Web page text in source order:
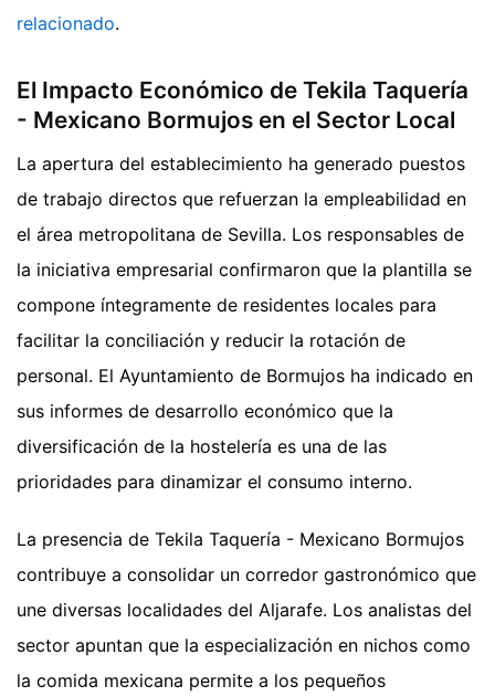
relacionado.
El Impacto Económico de Tekila Taquería
- Mexicano Bormujos en el Sector Local
La apertura del establecimiento ha generado puestos
de trabajo directos que refuerzan la empleabilidad en
el área metropolitana de Sevilla. Los responsables de
la iniciativa empresarial confirmaron que la plantilla se
compone íntegramente de residentes locales para
facilitar la conciliación y reducir la rotación de
personal. El Ayuntamiento de Bormujos ha indicado en
sus informes de desarrollo económico que la
diversificación de la hostelería es una de las
prioridades para dinamizar el consumo interno.
La presencia de Tekila Taquería - Mexicano Bormujos
contribuye a consolidar un corredor gastronómico que
une diversas localidades del Aljarafe. Los analistas del
sector apuntan que la especialización en nichos como
la comida mexicana permite a los pequeños